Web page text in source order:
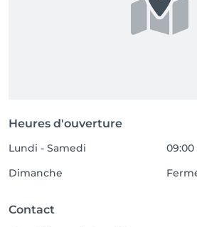
Heures d'ouverture
Lundi - Samedi
09:00
Dimanche
Contact